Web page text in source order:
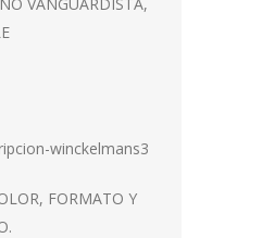
FORMATO Y